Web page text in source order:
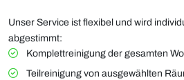
Unser Service ist flexibel und wird
abgestimmt:
Komplettreinigung der gesamten
Teilreinigung von ausgewählten